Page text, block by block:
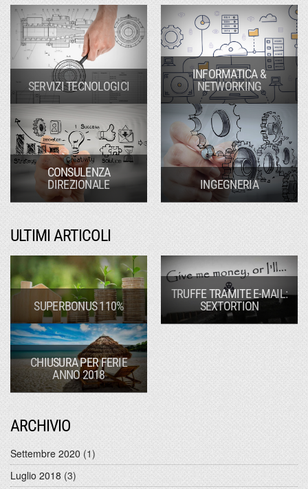
SERVIZI TECNOLOGICI
INFORMATICA &
NETWORKING
CONSULENZA
DIREZIONALE
INGEGNERIA
ULTIMI ARTICOLI
SUPERBONUS 110%
TRUFFE TRAMITE E-MAIL:
SEXTORTION
CHIUSURA PER FERIE
ANNO 2018
ARCHIVIO
Settembre 2020 (1)
Luglio 2018 (3)